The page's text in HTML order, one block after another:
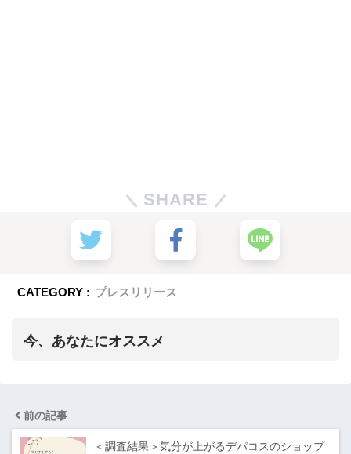
SHARE
CATEGORY : プレスリリース
今、あなたにオススメ
前の記事
＜調査結果＞気分が上がるデパコスのショップ